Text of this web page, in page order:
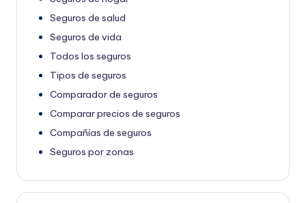
Seguros de salud
Seguros de vida
Todos los seguros
Tipos de seguros
Comparador de seguros
Comparar precios de seguros
Compañías de seguros
Seguros por zonas